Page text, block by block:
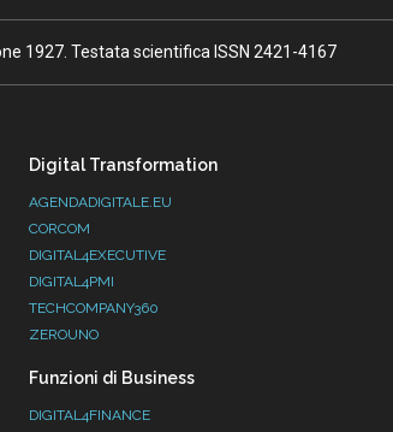
1927. Testata scientifica ISSN 2421-4167
Digital Transformation
AGENDADIGITALE.EU
CORCOM
DIGITAL4EXECUTIVE
DIGITAL4PMI
TECHCOMPANY360
ZEROUNO
Funzioni di Business
DIGITAL4FINANCE